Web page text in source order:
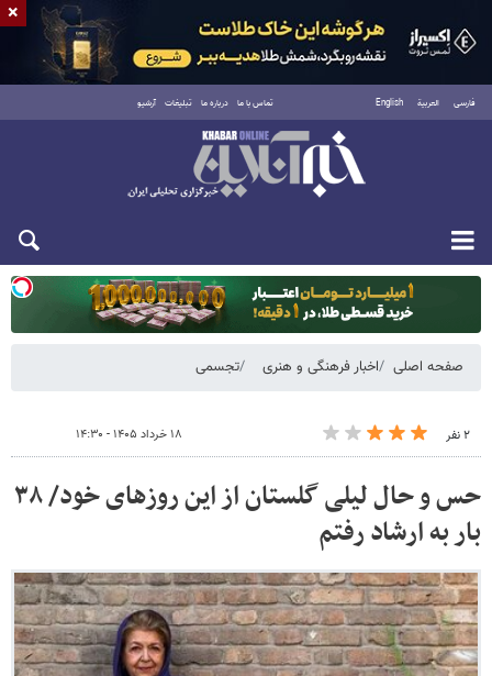
فارسی العربية English تماس با ما درباره ما تبلیغات آرشیو
دوشنبه ۱۹ مرداد ۱۴۰۵
صفحه اصلی اخبار فرهنگی و هنری تجسمی
۲ نفر ۱۸ خرداد ۱۴۰۵ - ۱۴:۳۰
حس و حال لیلی گلستان از این روزهای خود/ ۳۸
بار به ارشاد رفتم
×